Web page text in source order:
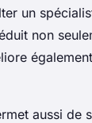
un
non
aussi de